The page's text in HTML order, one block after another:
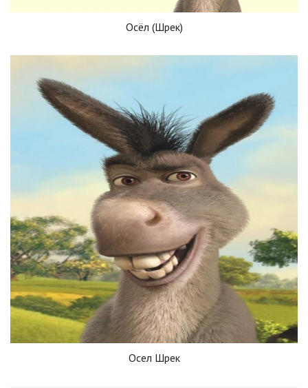
Осёл (Шрек)
Осел Шрек